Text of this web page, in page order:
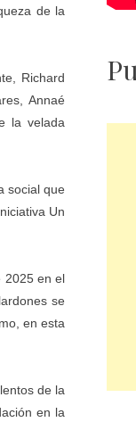
de la
Richard
Annaé
la velada
social que
Un
2025 en el
se
en esta
de la
en la